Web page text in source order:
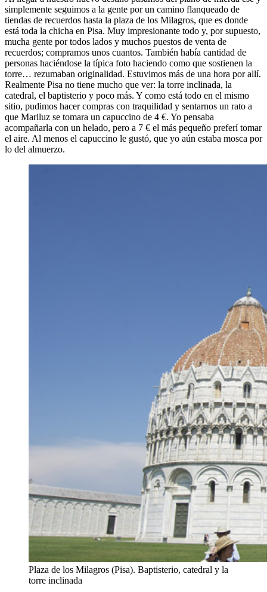
simplemente seguimos a la gente por un camino flanqueado de
tiendas de recuerdos hasta la plaza de los Milagros, que es donde
está toda la chicha en Pisa. Muy impresionante todo y, por supuesto,
mucha gente por todos lados y muchos puestos de venta de
recuerdos; compramos unos cuantos. También había cantidad de
personas haciéndose la típica foto haciendo como que sostienen la
torre… rezumaban originalidad. Estuvimos más de una hora por allí.
Realmente Pisa no tiene mucho que ver: la torre inclinada, la
catedral, el baptisterio y poco más. Y como está todo en el mismo
sitio, pudimos hacer compras con traquilidad y sentarnos un rato a
que Mariluz se tomara un capuccino de 4 €. Yo pensaba
acompañarla con un helado, pero a 7 € el más pequeño preferí tomar
el aire. Al menos el capuccino le gustó, que yo aún estaba mosca por
lo del almuerzo.
Plaza de los Milagros (Pisa). Baptisterio, catedral y la
torre inclinada